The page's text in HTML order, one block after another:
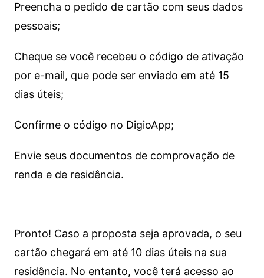
Preencha o pedido de cartão com seus dados
pessoais;
Cheque se você recebeu o código de ativação
por e-mail, que pode ser enviado em até 15
dias úteis;
Confirme o código no DigioApp;
Envie seus documentos de comprovação de
renda e de residência.
Pronto! Caso a proposta seja aprovada, o seu
cartão chegará em até 10 dias úteis na sua
residência. No entanto, você terá acesso ao